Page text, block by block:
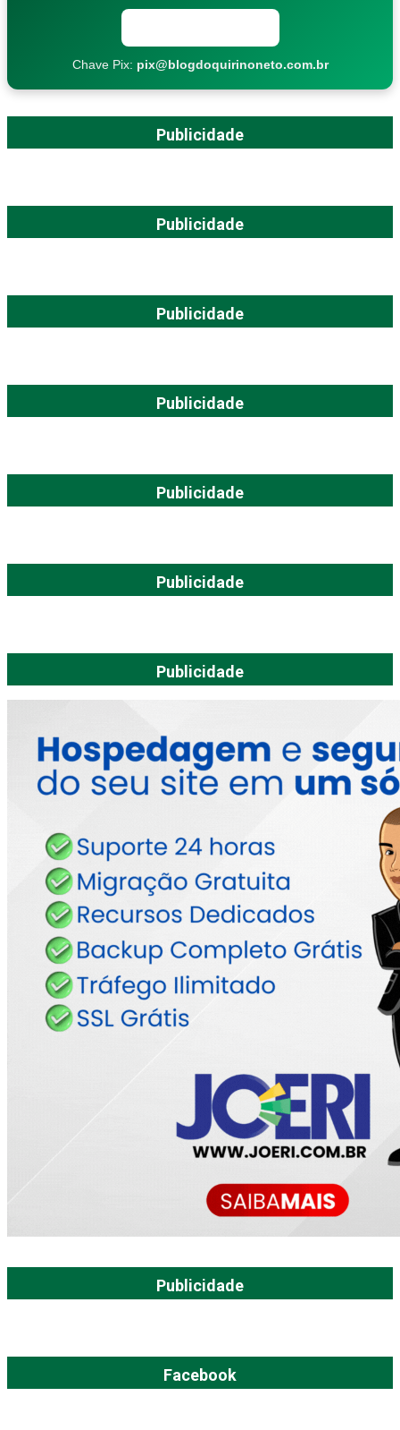
Chave Pix: pix@blogdoquirinoneto.com.br
Publicidade
Publicidade
Publicidade
Publicidade
Publicidade
Publicidade
Publicidade
Publicidade
Facebook